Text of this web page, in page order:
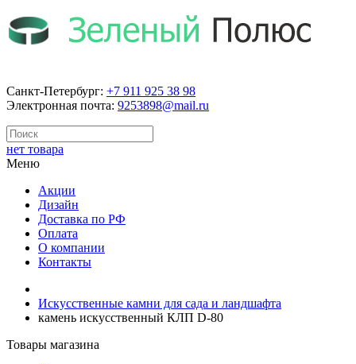
Санкт-Петербург: +7 911 925 38 98
Электронная почта: 9253898@mail.ru
нет товара
Меню
Акции
Дизайн
Доставка по РФ
Оплата
О компании
Контакты
Искусственные камни для сада и ландшафта
камень искусственный КЛП D-80
Товары магазина